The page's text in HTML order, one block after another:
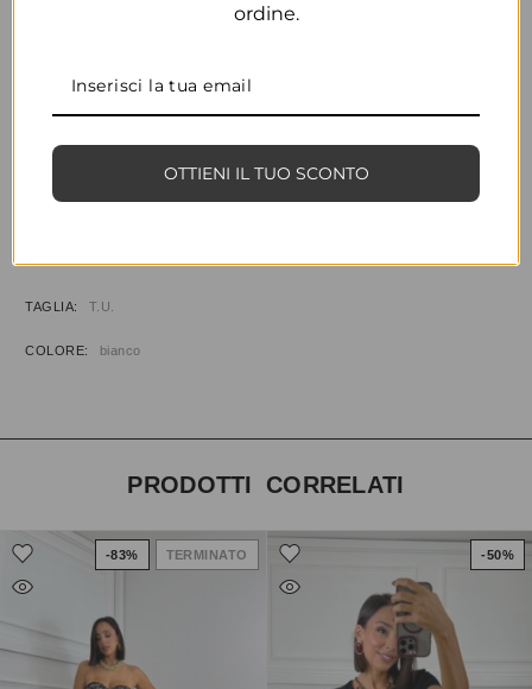
COD:
TAGLIA T.U.
COLORE bianco
PRODOTTI CORRELATI
-83% TERMINATO -50%
ordine.
OTTIENI IL TUO SCONTO